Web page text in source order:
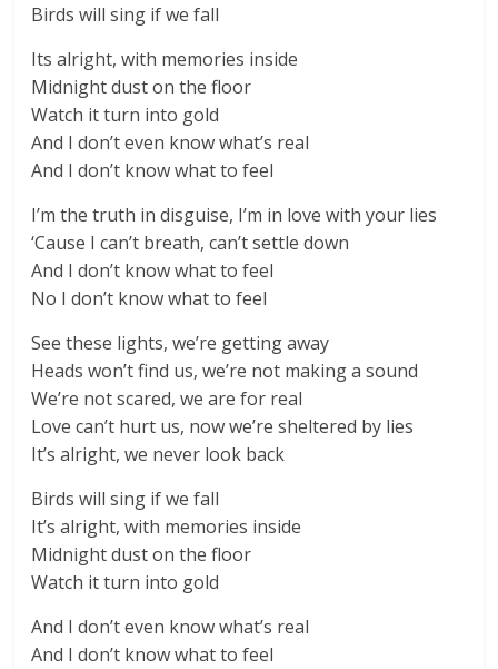
Birds will sing if we fall
Its alright, with memories inside
Midnight dust on the floor
Watch it turn into gold
And I don’t even know what’s real
And I don’t know what to feel
I’m the truth in disguise, I’m in love with your lies
‘Cause I can’t breath, can’t settle down
And I don’t know what to feel
No I don’t know what to feel
See these lights, we’re getting away
Heads won’t find us, we’re not making a sound
We’re not scared, we are for real
Love can’t hurt us, now we’re sheltered by lies
It’s alright, we never look back
Birds will sing if we fall
It’s alright, with memories inside
Midnight dust on the floor
Watch it turn into gold
And I don’t even know what’s real
And I don’t know what to feel